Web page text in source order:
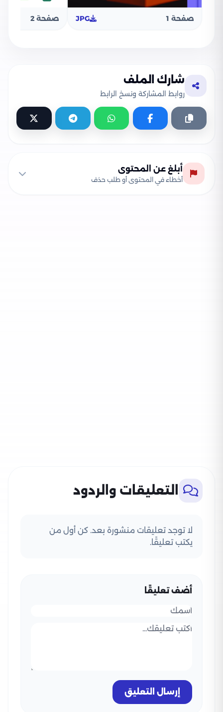
صفحة 1 JPG صفحة 2
شارك الملف
روابط المشاركة ونسخ الرابط
أبلغ عن المحتوى
أخطاء في المحتوى أو طلب حذف
التعليقات والردود
لا توجد تعليقات منشورة بعد. كن أول من
يكتب تعليقًا.
أضف تعليقًا
إرسال التعليق